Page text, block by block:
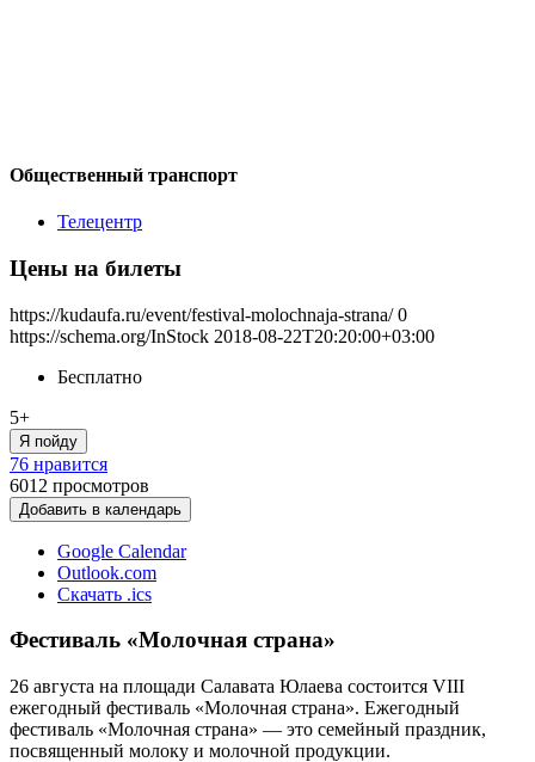
Общественный транспорт
Телецентр
Цены на билеты
https://kudaufa.ru/event/festival-molochnaja-strana/ 0
https://schema.org/InStock 2018-08-22T20:20:00+03:00
Бесплатно
5+
Я пойду
76 нравится
6012 просмотров
Добавить в календарь
Google Calendar
Outlook.com
Скачать .ics
Фестиваль «Молочная страна»
26 августа на площади Салавата Юлаева состоится VIII
ежегодный фестиваль «Молочная страна». Ежегодный
фестиваль «Молочная страна» — это семейный праздник,
посвященный молоку и молочной продукции.